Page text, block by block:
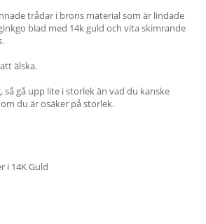
trådar i brons material som är lindade
blad med 14k guld och vita skimrande
älska.
så gå upp lite i storlek än vad du kanske
du är osäker på storlek.
i 14K Guld